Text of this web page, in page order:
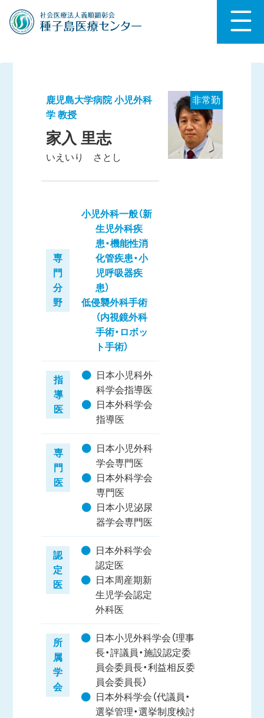
非常勤
鹿児島大学病院 小児外科
学 教授
家入 里志
いえいり さとし
専
門
分
野
小児外科一般（新
生児外科疾
患・機能性消
化管疾患・小
児呼吸器疾
患）
低侵襲外科手術
（内視鏡外科
手術・ロボッ
ト手術）
指
導
医
日本小児科外
科学会指導医
日本外科学会
指導医
専
門
医
日本小児外科
学会専門医
日本外科学会
専門医
日本小児泌尿
器学会専門医
認
定
医
日本外科学会
認定医
日本周産期新
生児学会認定
外科医
所
属
学
会
日本小児外科学会（理事
長・評議員・施設認定委
員会委員長・利益相反委
員会委員長）
日本外科学会（代議員・
選挙管理・選挙制度検討